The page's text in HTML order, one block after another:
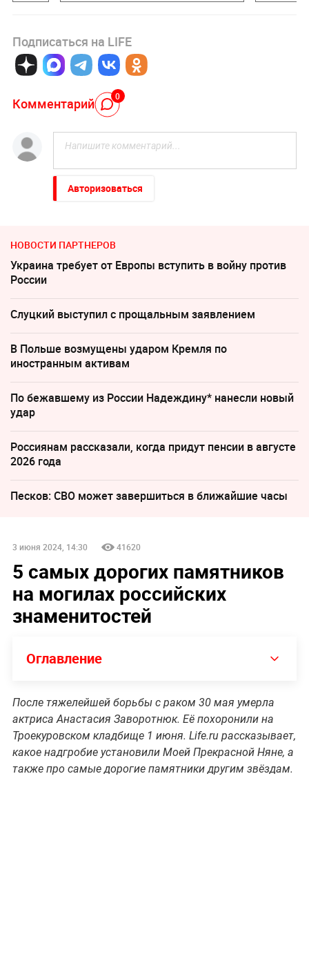
Подписаться на LIFE
Комментарий 0
Авторизоваться
НОВОСТИ ПАРТНЕРОВ
Украина требует от Европы вступить в войну против
России
Слуцкий выступил с прощальным заявлением
В Польше возмущены ударом Кремля по
иностранным активам
По бежавшему из России Надеждину* нанесли новый
удар
Россиянам рассказали, когда придут пенсии в августе
2026 года
Песков: СВО может завершиться в ближайшие часы
3 июня 2024, 14:30 41620
5 самых дорогих памятников
на могилах российских
знаменитостей
Оглавление
После тяжелейшей борьбы с раком 30 мая умерла
актриса Анастасия Заворотнюк. Её похоронили на
Троекуровском кладбище 1 июня. Life.ru рассказывает,
какое надгробие установили Моей Прекрасной Няне, а
также про самые дорогие памятники другим звёздам.